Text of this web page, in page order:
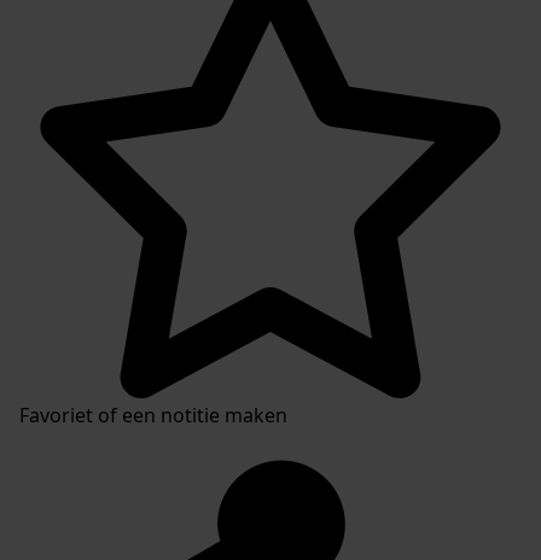
Favoriet of een notitie maken